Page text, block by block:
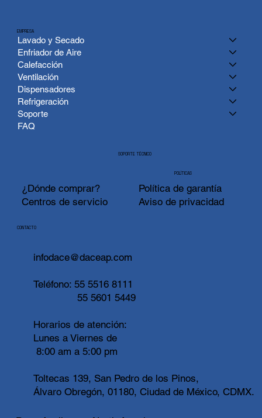
EMPRESA
Lavado y Secado
Enfriador de Aire
Calefacción
Ventilación
Dispensadores
Refrigeración
Soporte
FAQ
SOPORTE TÉCNICO
¿Dónde comprar?
Centros de servicio
POLÍTICAS
Política de garantía
Aviso de privacidad
infodace@daceap.com
Teléfono:55 5516 8111
55 5601 5449
Horarios de atención:
Lunes a Viernes de
8:00 am a 5:00 pm
Toltecas 139, San Pedro de los Pinos,
Álvaro Obregón, 01180, Ciudad de México, CDMX.
CONTACTO